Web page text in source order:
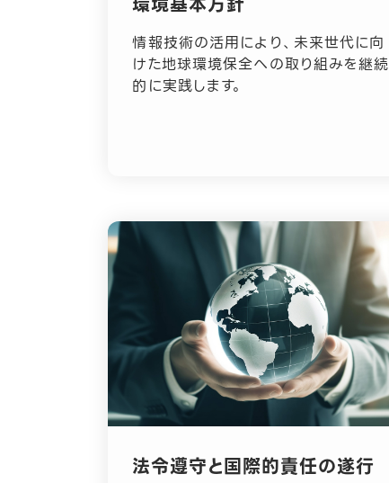
インボイス制度
IRに関するよくあるご質問
サステナビリティニュース
情報技術の活用により、未来世代に向
けた地球環境保全への取り組みを継続
的に実践します。
法令遵守と国際的責任の遂行